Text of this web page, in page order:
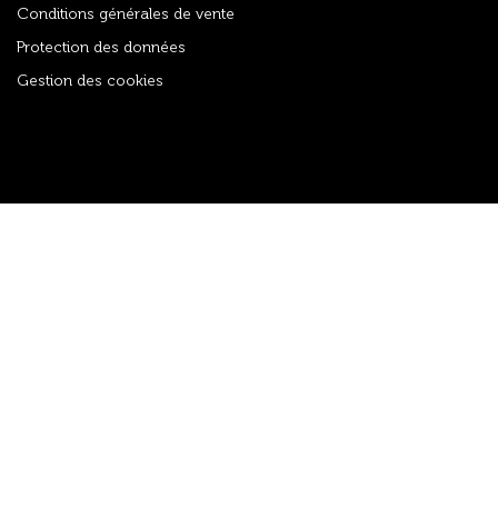
Conditions générales de vente
Protection des données
Gestion des cookies